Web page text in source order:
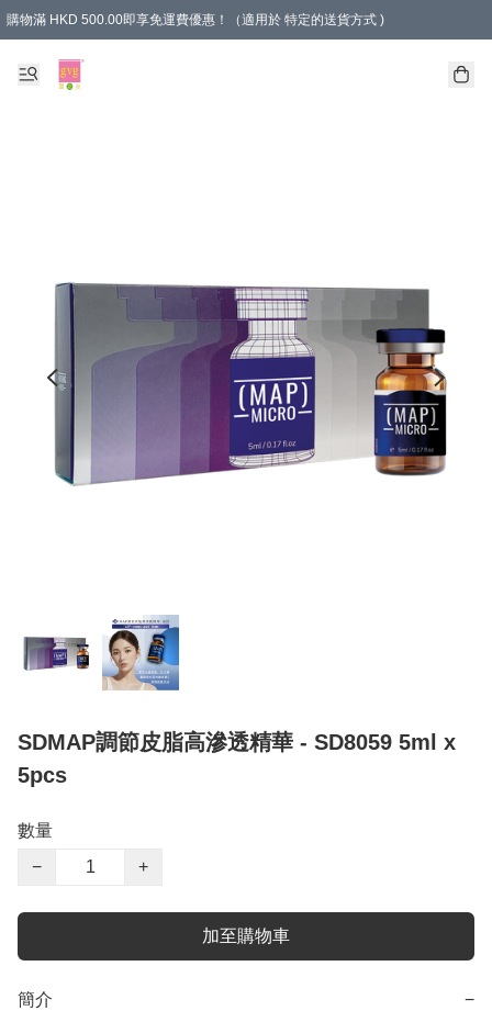
購物滿 HKD 500.00即享免運費優惠！（適用於 特定的送貨方式 )
SDMAP調節皮脂高滲透精華 - SD8059 5ml x
5pcs
數量
−
+
加至購物車
簡介 −